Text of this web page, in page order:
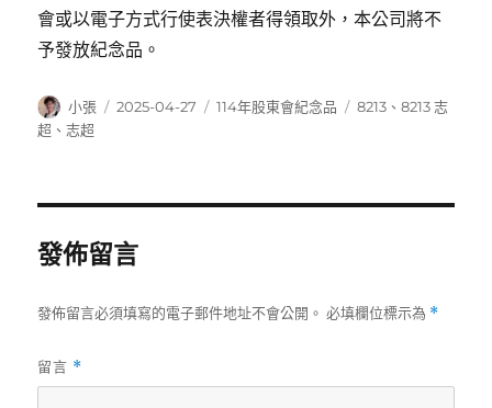
會或以電子方式行使表決權者得領取外，本公司將不
予發放紀念品。
作
者
小張
發
2025-04-27
分
114年股東會紀念品
標
8213 、8213 志
超 、志超
發佈留言
發佈留言必須填寫的電子郵件地址不會公開。 必填欄位標示為 *
留言 *